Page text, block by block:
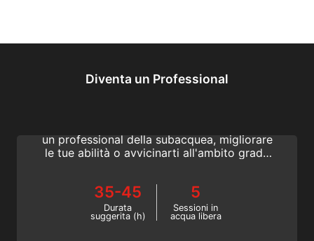
Diventa un Professional
Dive Guide | Divemaster
un professional della subacquea, migliorare
le tue abilità o avvicinarti all'ambito grado
35-45
Durata
suggerita (h)
5
Sessioni in
acqua libera